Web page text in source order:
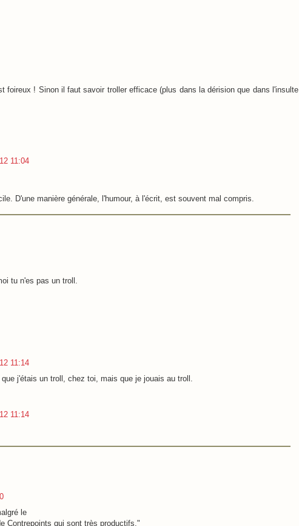
foireux ! Sinon il faut savoir troller efficace (plus dans la dérision que dans l'insulte
11:04
D'une manière générale, l'humour, à l'écrit, est souvent mal compris.
tu n'es pas un troll.
11:14
j'étais un troll, chez toi, mais que je jouais au troll.
11:14
le
Contrepoints qui sont très productifs."